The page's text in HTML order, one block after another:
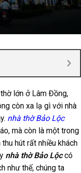
lớn ở Lâm Đồng,
còn xa lạ gì với nhà
nhà thờ Bảo Lộc
mà còn là một trong
hút rất nhiều khách
nhà thờ Bảo Lộccó
như thế, chúng ta